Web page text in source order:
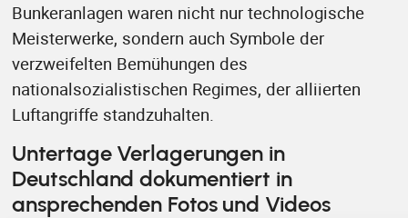
Bunkeranlagen waren nicht nur technologische
Meisterwerke, sondern auch Symbole der
verzweifelten Bemühungen des
nationalsozialistischen Regimes, der alliierten
Luftangriffe standzuhalten.
Untertage Verlagerungen in
Deutschland dokumentiert in
ansprechenden Fotos und Videos